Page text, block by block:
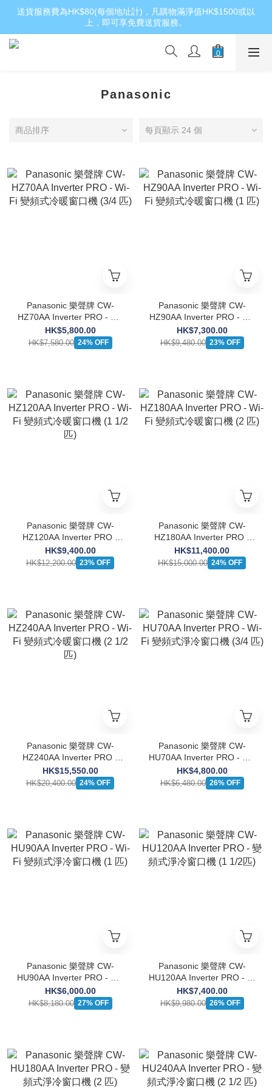
送貨服務費為HK$80(每個地址計)，凡購物滿淨值HK$1500或以
上，即可享免費送貨服務。
Panasonic
商品排序 每頁顯示 24 個
Panasonic 樂聲牌 CW-
HZ70AA Inverter PRO - Wi-
Fi 變頻式冷暖窗口機 (3/4
匹)
HK$5,800.00
HK$7,580.00 24% OFF
Panasonic 樂聲牌 CW-
HZ90AA Inverter PRO - Wi-
Fi 變頻式冷暖窗口機 (1 匹)
HK$7,300.00
HK$9,480.00 23% OFF
Panasonic 樂聲牌 CW-
HZ120AA Inverter PRO -
Wi-Fi 變頻式冷暖窗口機 (1
1/2匹)
HK$9,400.00
HK$12,200.00 23% OFF
Panasonic 樂聲牌 CW-
HZ180AA Inverter PRO -
Wi-Fi 變頻式冷暖窗口機 (2
匹)
HK$11,400.00
HK$15,000.00 24% OFF
Panasonic 樂聲牌 CW-
HZ240AA Inverter PRO -
Wi-Fi 變頻式冷暖窗口機 (2
1/2 匹)
HK$15,550.00
HK$20,400.00 24% OFF
Panasonic 樂聲牌 CW-
HU70AA Inverter PRO - Wi-
Fi 變頻式淨冷窗口機 (3/4
匹)
HK$4,800.00
HK$6,480.00 26% OFF
Panasonic 樂聲牌 CW-
HU90AA Inverter PRO - Wi-
Fi 變頻式淨冷窗口機 (1 匹)
HK$6,000.00
HK$8,180.00 27% OFF
Panasonic 樂聲牌 CW-
HU120AA Inverter PRO - 變
頻式淨冷窗口機 (1 1/2匹)
HK$7,400.00
HK$9,980.00 26% OFF